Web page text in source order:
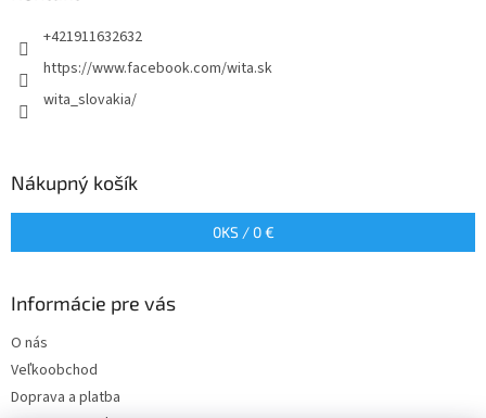
+421911632632
https://www.facebook.com/wita.sk
wita_slovakia/
Nákupný košík
0KS / 0 €
Informácie pre vás
O nás
Veľkoobchod
Doprava a platba